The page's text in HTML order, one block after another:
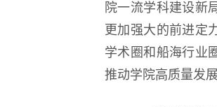
院一流学科建设新
更加强大的前进定
学术圈和船海行业
推动学院高质量发